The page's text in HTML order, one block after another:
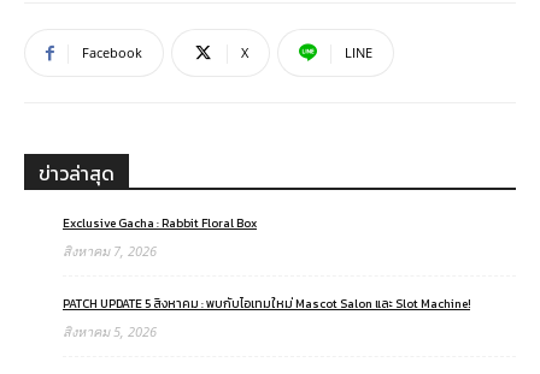
Facebook X LINE
ข่าวล่าสุด
Exclusive Gacha : Rabbit Floral Box
สิงหาคม 7, 2026
PATCH UPDATE 5 สิงหาคม : พบกับไอเทมใหม่ Mascot Salon และ Slot Machine!
สิงหาคม 5, 2026